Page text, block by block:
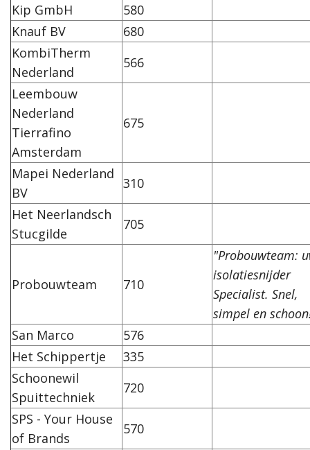
Kip GmbH
580
Knauf BV
680
KombiTherm
Nederland
566
Leembouw
Nederland
Tierrafino
Amsterdam
675
Mapei Nederland
BV
310
Het Neerlandsch
Stucgilde
705
Probouwteam 710
"Probouwteam:
isolatiesnijder
Specialist. Snel,
simpel en
San Marco
576
Het Schippertje
335
Schoonewil
Spuittechniek
720
SPS - Your House
of Brands
570